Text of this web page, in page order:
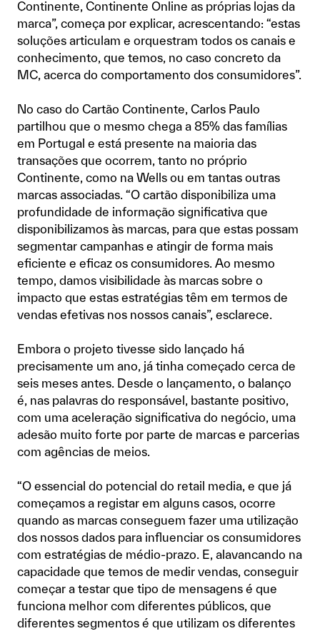
Continente, Continente Online as próprias lojas da
marca”, começa por explicar, acrescentando: “estas
soluções articulam e orquestram todos os canais e
conhecimento, que temos, no caso concreto da
MC, acerca do comportamento dos consumidores”.
No caso do Cartão Continente, Carlos Paulo
partilhou que o mesmo chega a 85% das famílias
em Portugal e está presente na maioria das
transações que ocorrem, tanto no próprio
Continente, como na Wells ou em tantas outras
marcas associadas. “O cartão disponibiliza uma
profundidade de informação significativa que
disponibilizamos às marcas, para que estas possam
segmentar campanhas e atingir de forma mais
eficiente e eficaz os consumidores. Ao mesmo
tempo, damos visibilidade às marcas sobre o
impacto que estas estratégias têm em termos de
vendas efetivas nos nossos canais”, esclarece.
Embora o projeto tivesse sido lançado há
precisamente um ano, já tinha começado cerca de
seis meses antes. Desde o lançamento, o balanço
é, nas palavras do responsável, bastante positivo,
com uma aceleração significativa do negócio, uma
adesão muito forte por parte de marcas e parcerias
com agências de meios.
“O essencial do potencial do retail media, e que já
começamos a registar em alguns casos, ocorre
quando as marcas conseguem fazer uma utilização
dos nossos dados para influenciar os consumidores
com estratégias de médio-prazo. E, alavancando na
capacidade que temos de medir vendas, conseguir
começar a testar que tipo de mensagens é que
funciona melhor com diferentes públicos, que
diferentes segmentos é que utilizam os diferentes